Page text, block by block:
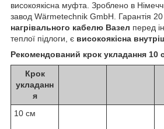
високоякісна муфта. Зроблено в
завод Wärmetechnik GmbH. Гарантія 20
нагрівального кабелю Вазел перед
теплої підлоги, є високоякісна
Рекомендований крок укладання 10
Крок
укладанн
я
10 см